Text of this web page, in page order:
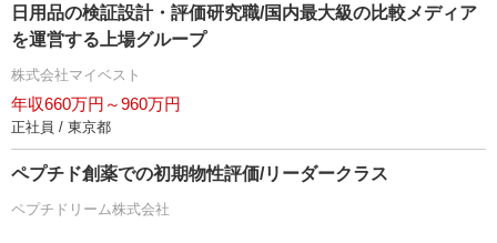
日用品の検証設計・評価研究職/国内最大級の比較メディア
を運営する上場グループ
株式会社マイベスト
年収660万円～960万円
正社員 / 東京都
ペプチド創薬での初期物性評価/リーダークラス
ペプチドリーム株式会社